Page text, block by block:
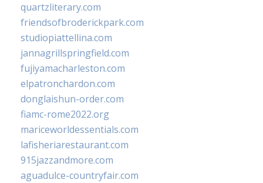
quartzliterary.com
friendsofbroderickpark.com
studiopiattellina.com
jannagrillspringfield.com
fujiyamacharleston.com
elpatronchardon.com
donglaishun-order.com
fiamc-rome2022.org
mariceworldessentials.com
lafisheriarestaurant.com
915jazzandmore.com
aguadulce-countryfair.com